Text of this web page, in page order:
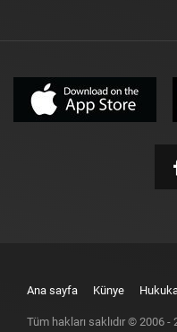
Ana sayfa Künye Hukuka
Tüm hakları saklıdır © 2006 -